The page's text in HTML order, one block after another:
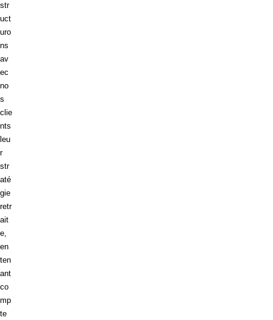
str
uct
uro
ns
av
ec
no
s
clie
nts
leu
r
str
até
gie
retr
ait
e,
en
ten
ant
co
mp
te